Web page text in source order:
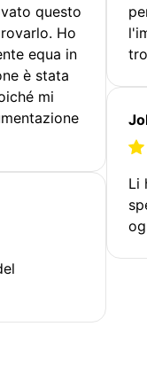
questo
Ho
equa in
è stata
mi
Li